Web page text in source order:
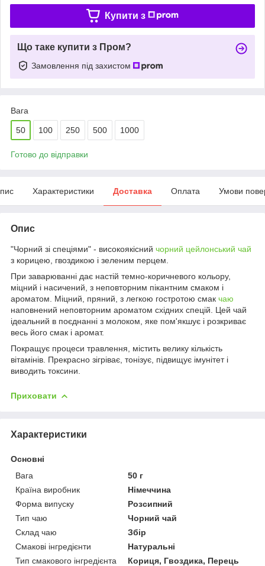
Купити з
Що таке купити з Пром?
Замовлення під захистом
Вага
50 100 250 500 1000
Готово до відправки
Характеристики Доставка Оплата Умови
Опис
"Чорний зі спеціями" - високоякісний чорний цейлонський чай
з корицею, гвоздикою і зеленим перцем.
При заварюванні дає настій темно-коричневого кольору,
міцний і насичений, з неповторним пікантним смаком і
ароматом. Міцний, пряний, з легкою гостротою смак чаю
наповнений неповторним ароматом східних спецій. Цей чай
ідеальний в поєднанні з молоком, яке пом'якшує і розкриває
весь його смак і аромат.
Покращує процеси травлення, містить велику кількість
вітамінів. Прекрасно зігріває, тонізує, підвищує імунітет і
виводить токсини.
Приховати
Характеристики
Основні
Вага
50 г
Країна виробник
Німеччина
Форма випуску
Розсипний
Тип чаю
Чорний чай
Склад чаю
Збір
Смакові інгредієнти
Натуральні
Тип смакового інгредієнта
Кориця, Гвоздика, Перець